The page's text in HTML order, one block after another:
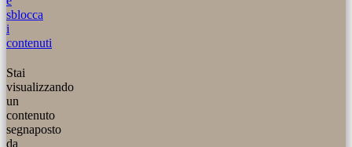
sblocca
i
contenuti
Stai
visualizzando
un
contenuto
segnaposto
da